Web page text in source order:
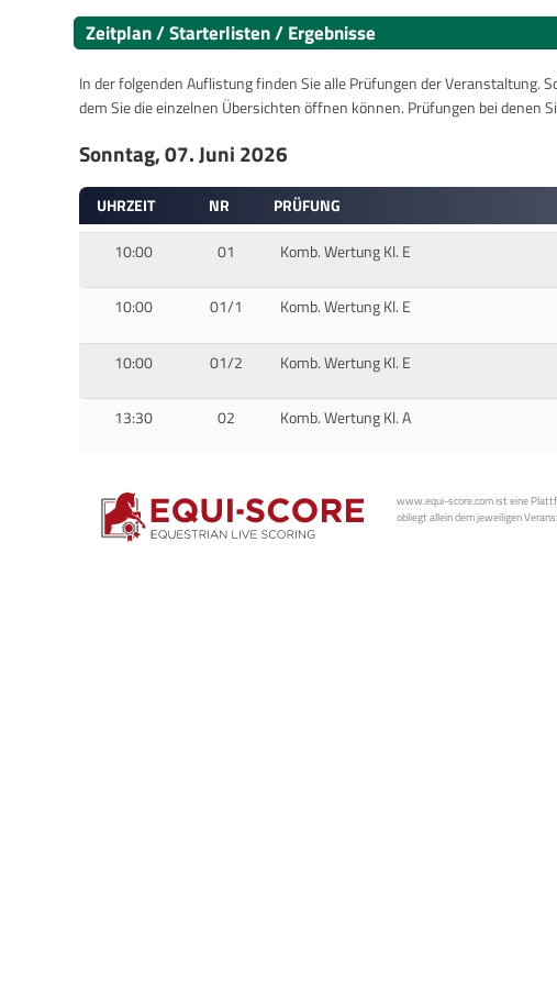
Zeitplan / Starterlisten / Ergebnisse
In der folgenden Auflistung finden Sie alle Prüfungen der
dem Sie die einzelnen Übersichten öffnen können. Prüfungen bei denen
Sonntag, 07. Juni 2026
UHRZEIT NR PRÜFUNG
10:00
01 Komb. Wertung Kl. E
10:00 01/1 Komb. Wertung Kl. E
10:00 01/2 Komb. Wertung Kl. E
13:30 02 Komb. Wertung Kl. A
www.equi-score.com ist eine
obliegt allein dem jeweiligen